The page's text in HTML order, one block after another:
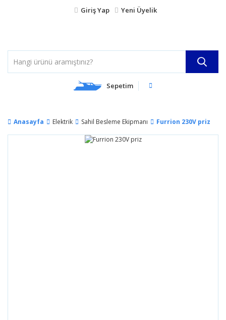
Giriş Yap Yeni Üyelik
Sepetim
Anasayfa Elektrik Sahil Besleme Ekipmanı Furrion 230V priz